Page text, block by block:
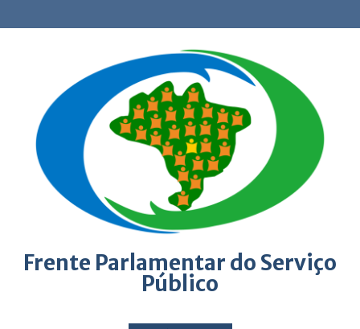
to
Frente Parlamentar do Serviço
Público